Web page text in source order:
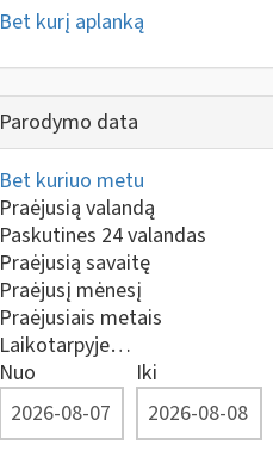
Bet kurį aplanką
Parodymo data
Bet kuriuo metu
Praėjusią valandą
Paskutines 24 valandas
Praėjusią savaitę
Praėjusį mėnesį
Praėjusiais metais
Laikotarpyje…
Nuo
Iki